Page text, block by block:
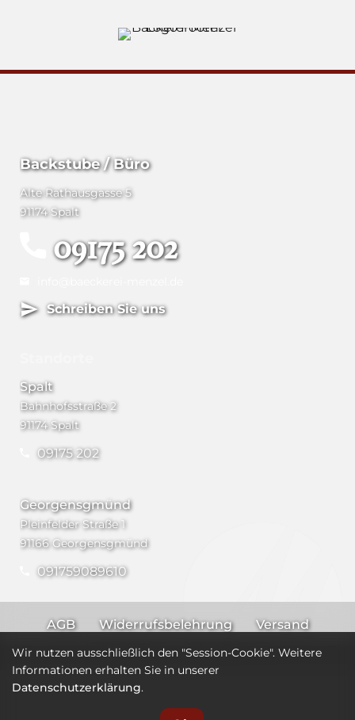
Backstube / Büro
Alte Rathausgasse 5
91174 Spalt
09175 202
Schreiben Sie uns
Spalt
Bahnhofsstraße 2
91174 Spalt
09175 202
Georgensgmünd
Pleinfelder Straße 1
91166 Georgensgmünd
091759089610
AGB Widerrufsbelehrung
Versand
Impressum
Datenschutz
Wir nutzen ausschließlich den "Session-Cookie". Weitere
Informationen erhalten Sie in unserer
Datenschutzerklärung.